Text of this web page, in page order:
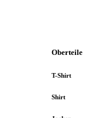
Oberteile
T-Shirt
Shirt